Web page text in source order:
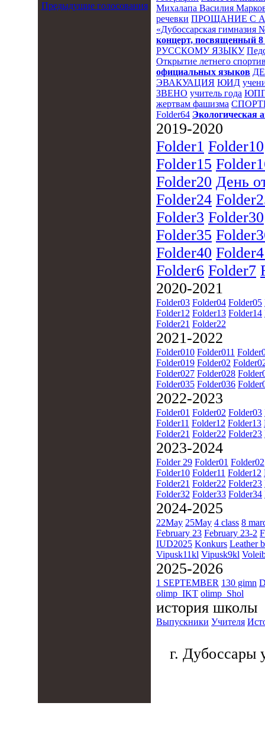
Предыдущие голосования
Михалапа Василия
речевки ПРОЩАНИЕ С
«Дубоссарская гимназия
концерт, посвященный
РУССКОМУ ЯЗЫКУ
Открытие летнего
официальных языков
ЭВАКУАЦИЯ ЮИД
ЗВЕНО учитель года
жертвам фашизма
Folder64 Экологическая
2019-2020
Folder1 Folder10
Folder15
Folder20 День
Folder24
Folder3 Folder30
Folder35
Folder40
Folder6 Folder7
2020-2021
Folder03 Folder04 Folder05
Folder12 Folder13 Folder14
Folder21 Folder22
2021-2022
Folder010 Folder011
Folder019 Folder02
Folder027 Folder028
Folder035 Folder036
2022-2023
Folder01 Folder02 Folder03
Folder11 Folder12 Folder13
Folder21 Folder22 Folder23
2023-2024
Folder 29 Folder01 Folder02
Folder10 Folder11 Folder12
Folder21 Folder22 Folder23
Folder32 Folder33 Folder34
2024-2025
22May 25May 4 class 8
February 23 February 23-2
IUD2025 Konkurs Leather
Vipusk11kl Vipusk9kl
2025-2026
1 SEPTEMBER 130 gimn
olimp_IKT olimp_Shol
история школы
Выпускники Учителя
г. Дубоссары